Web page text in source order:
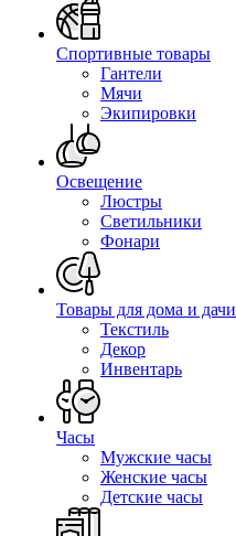
Спортивные товары
Гантели
Мячи
Экипировки
Освещение
Люстры
Светильники
Фонари
Товары для дома и дачи
Текстиль
Декор
Инвентарь
Часы
Мужские часы
Женские часы
Детские часы